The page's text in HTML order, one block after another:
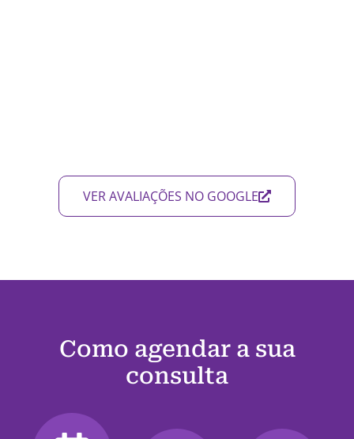
VER AVALIAÇÕES NO GOOGLE
Como agendar a sua
consulta